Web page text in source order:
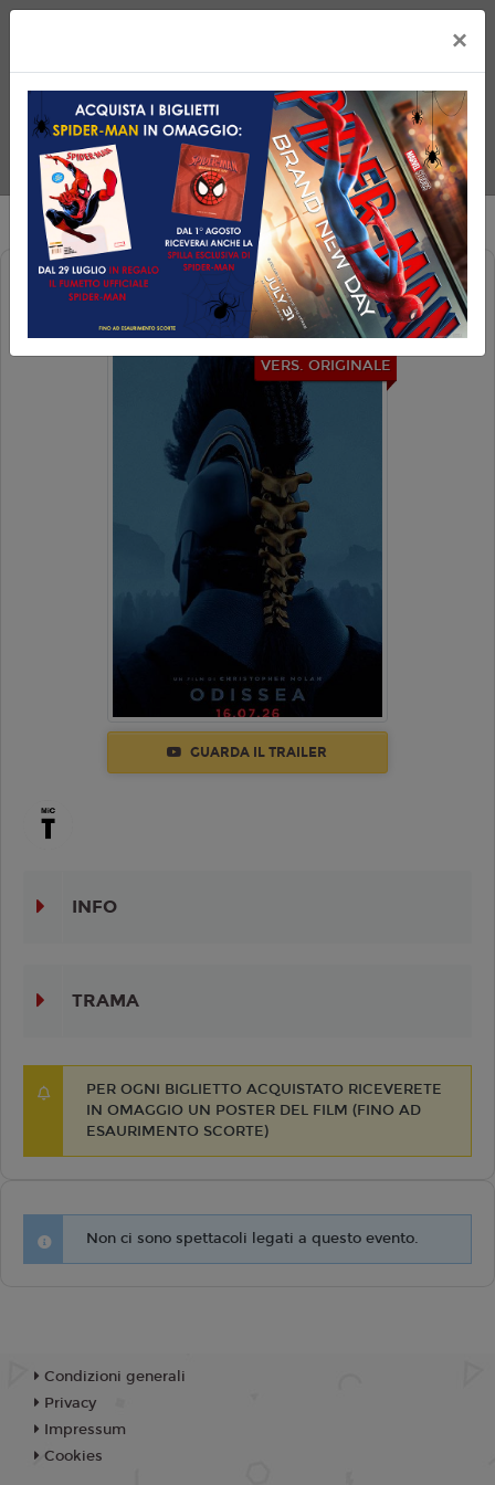
ODISSEA - V. O.
VERS. ORIGINALE
GUARDA IL TRAILER
INFO
TRAMA
PER OGNI BIGLIETTO ACQUISTATO RICEVERETE
IN OMAGGIO UN POSTER DEL FILM (FINO AD
ESAURIMENTO SCORTE)
Non ci sono spettacoli legati a questo evento.
×
Condizioni generali
Privacy
Impressum
Cookies